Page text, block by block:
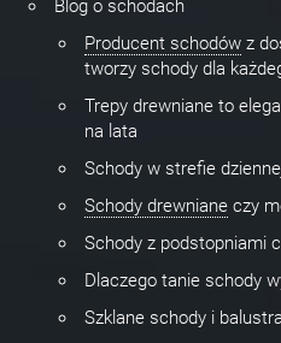
Blog o schodach
Producent schodów z
tworzy schody dla
Trepy drewniane to
na lata
Schody w strefie
Schody drewniane czy
Schody z podstopniami
Dlaczego tanie schody
Szklane schody i